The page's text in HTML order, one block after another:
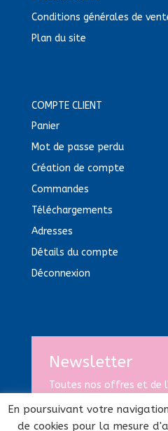
Conditions générales de
Plan du site
COMPTE CLIENT
Panier
Mot de passe perdu
Création de compte
Commandes
Téléchargements
Adresses
Détails du compte
Déconnexion
Newsletter
Toutes nos offres et de
En poursuivant votre
de cookies pour la mesure